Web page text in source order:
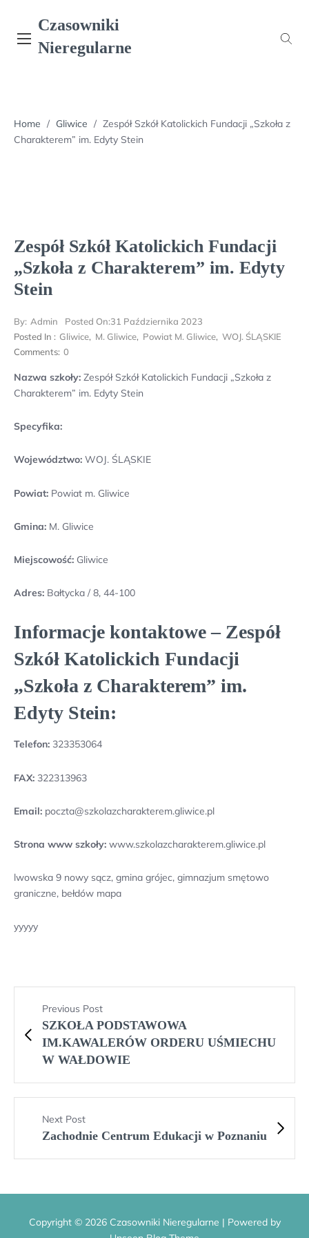
content
Czasowniki
Nieregularne
Home / Gliwice / Zespół Szkół Katolickich Fundacji „Szkoła z
Charakterem” im. Edyty Stein
Zespół Szkół Katolickich Fundacji
„Szkoła z Charakterem” im. Edyty
Stein
By: Admin Posted On:31 Października 2023
Posted In : Gliwice, M. Gliwice, Powiat M. Gliwice, WOJ. ŚLĄSKIE
Comments: 0
Nazwa szkoły: Zespół Szkół Katolickich Fundacji „Szkoła z
Charakterem” im. Edyty Stein
Specyfika:
Województwo: WOJ. ŚLĄSKIE
Powiat: Powiat m. Gliwice
Gmina: M. Gliwice
Miejscowość: Gliwice
Adres: Bałtycka / 8, 44-100
Informacje kontaktowe – Zespół
Szkół Katolickich Fundacji
„Szkoła z Charakterem” im.
Edyty Stein:
Telefon: 323353064
FAX: 322313963
Email: poczta@szkolazcharakterem.gliwice.pl
Strona www szkoły: www.szkolazcharakterem.gliwice.pl
lwowska 9 nowy sącz, gmina grójec, gimnazjum smętowo
graniczne, bełdów mapa
yyyyy
Previous Post
SZKOŁA PODSTAWOWA
IM.KAWALERÓW ORDERU UŚMIECHU
W WAŁDOWIE
Next Post
Zachodnie Centrum Edukacji w Poznaniu
Copyright © 2026 Czasowniki Nieregularne | Powered by